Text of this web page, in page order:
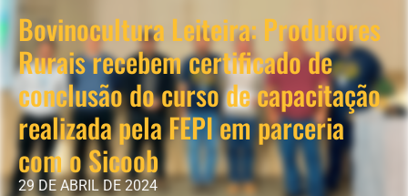
Bovinocultura Leiteira: Produtores
Rurais recebem certificado de
conclusão do curso de capacitação
realizada pela FEPI em parceria
com o Sicoob
29 DE ABRIL DE 2024